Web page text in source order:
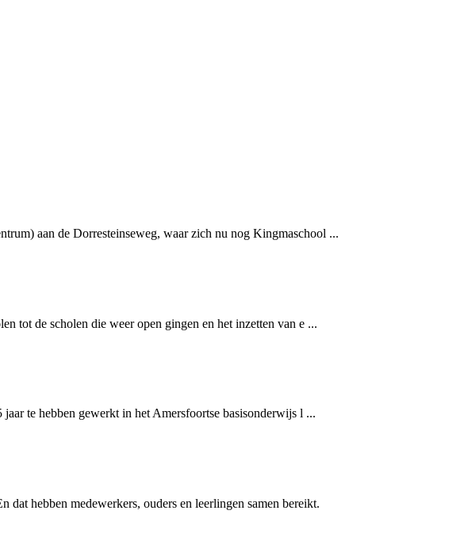
aan de Dorresteinseweg, waar zich nu nog Kingmaschool ...
tot de scholen die weer open gingen en het inzetten van e ...
te hebben gewerkt in het Amersfoortse basisonderwijs l ...
hebben medewerkers, ouders en leerlingen samen bereikt.